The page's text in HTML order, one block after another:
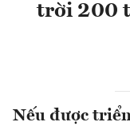
trời 200
Nếu được